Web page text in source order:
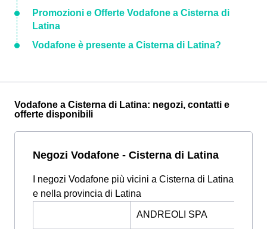
Promozioni e Offerte Vodafone a Cisterna di
Latina
Vodafone è presente a Cisterna di Latina?
Vodafone a Cisterna di Latina: negozi, contatti e
offerte disponibili
Negozi Vodafone - Cisterna di Latina
I negozi Vodafone più vicini a Cisterna di Latina
e nella provincia di Latina
ANDREOLI SPA